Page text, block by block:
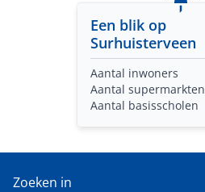
Een blik op
Surhuisterveen
Aantal inwoners
Aantal supermarkten
Aantal basisscholen
Zoeken in